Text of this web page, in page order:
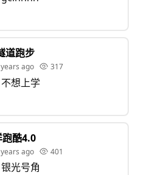
种坏结局
道跑步
ago 317
不想上学
酷4.0
ago 401
银光号角